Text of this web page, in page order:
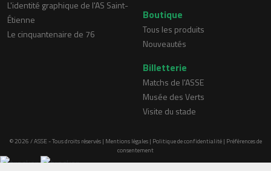
L'identité graphique de l'AS Saint-
Étienne
Le cinquantenaire de 76
Boutique
Tous les produits
Nouveautés
Billetterie
Matchs de l'ASSE
Musée des Verts
Visite du stade
© 2026 / ASSE - Tous droits réservés | Mentions légales| Politique de confidentialité| Préférences de
consentement